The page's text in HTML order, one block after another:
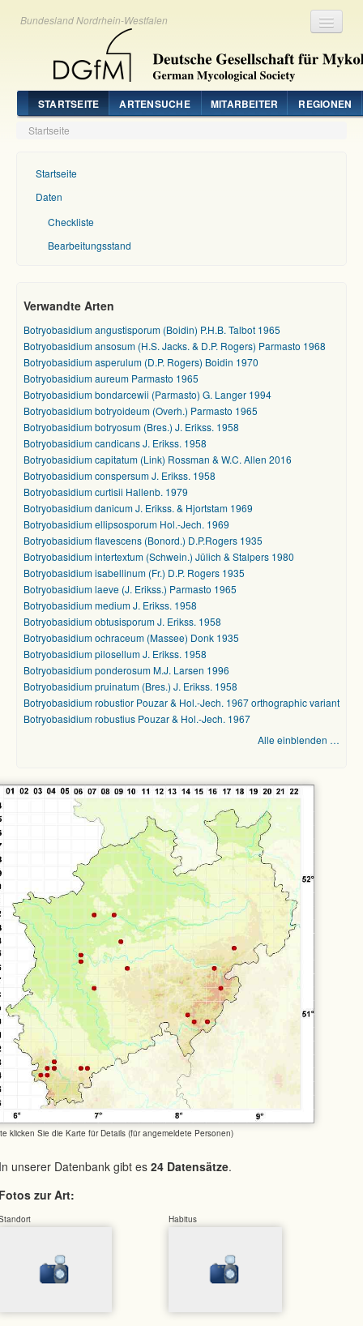
Bundesland Nordrhein-Westfalen
STARTSEITE ARTENSUCHE MITARBEITER REGIONEN
Startseite
Startseite
Daten
Checkliste
Bearbeitungsstand
Verwandte Arten
Botryobasidium angustisporum (Boidin) P.H.B. Talbot 1965
Botryobasidium ansosum (H.S. Jacks. & D.P. Rogers) Parmasto 1968
Botryobasidium asperulum (D.P. Rogers) Boidin 1970
Botryobasidium aureum Parmasto 1965
Botryobasidium bondarcewii (Parmasto) G. Langer 1994
Botryobasidium botryoideum (Overh.) Parmasto 1965
Botryobasidium botryosum (Bres.) J. Erikss. 1958
Botryobasidium candicans J. Erikss. 1958
Botryobasidium capitatum (Link) Rossman & W.C. Allen 2016
Botryobasidium conspersum J. Erikss. 1958
Botryobasidium curtisii Hallenb. 1979
Botryobasidium danicum J. Erikss. & Hjortstam 1969
Botryobasidium ellipsosporum Hol.-Jech. 1969
Botryobasidium flavescens (Bonord.) D.P.Rogers 1935
Botryobasidium intertextum (Schwein.) Jülich & Stalpers 1980
Botryobasidium isabellinum (Fr.) D.P. Rogers 1935
Botryobasidium laeve (J. Erikss.) Parmasto 1965
Botryobasidium medium J. Erikss. 1958
Botryobasidium obtusisporum J. Erikss. 1958
Botryobasidium ochraceum (Massee) Donk 1935
Botryobasidium pilosellum J. Erikss. 1958
Botryobasidium ponderosum M.J. Larsen 1996
Botryobasidium pruinatum (Bres.) J. Erikss. 1958
Botryobasidium robustior Pouzar & Hol.-Jech. 1967 orthographic variant
Botryobasidium robustius Pouzar & Hol.-Jech. 1967
Alle einblenden …
klicken Sie die Karte für Details (für angemeldete Personen)
unserer Datenbank gibt es 24 Datensätze.
zur Art:
Habitus